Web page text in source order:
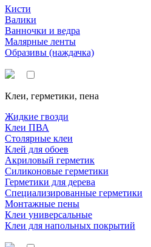
Кисти
Валики
Ванночки и ведра
Малярные ленты
Образивы (наждачка)
Клеи, герметики, пена
Жидкие гвозди
Клеи ПВА
Столярные клеи
Клей для обоев
Акриловый герметик
Силиконовые герметики
Герметики для дерева
Специализированные герметики
Монтажные пены
Клеи универсальные
Клеи для напольных покрытий